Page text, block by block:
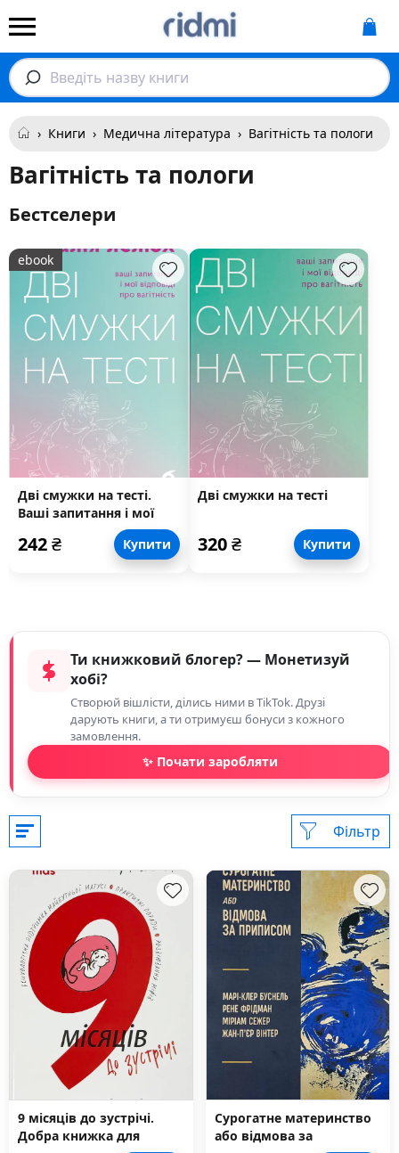
Введіть назву книги
› Книги › Медична література › Вагітність та пологи
Вагітність та пологи
Бестселери
ebook
Дві смужки на тесті.
Ваші запитання і мої
відповіді про вагітність
242₴ Купити
Дві смужки на тесті
320₴ Купити
Ти книжковий блогер? — Монетизуй
хобі?
Створюй вішлісти, ділись ними в TikTok. Друзі
дарують книги, а ти отримуєш бонуси з кожного
замовлення.
✨ Почати заробляти
Фільтр
9 місяців до зустрічі.
Добра книжка для
Сурогатне материнство
або відмова за